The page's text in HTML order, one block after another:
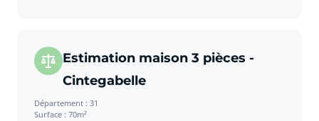
Estimation maison 3 pièces -
Cintegabelle
Département : 31
Surface : 70m²